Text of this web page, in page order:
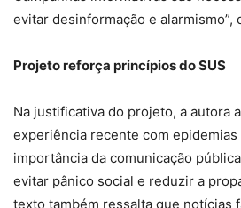
evitar desinformação e alarmismo”,
Projeto reforça princípios do SUS
Na justificativa do projeto, a autora
experiência recente com
importância da comunicação
evitar pânico social e reduzir a
texto também ressalta que notícias